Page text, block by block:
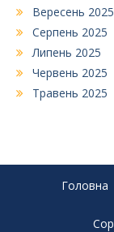
Вересень 2025
Серпень 2025
Липень 2025
Червень 2025
Травень 2025
Головна